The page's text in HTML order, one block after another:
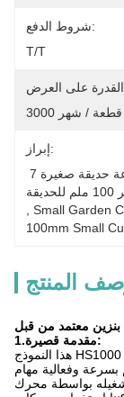
شروط الدفع:
T/T
3000 قطعة / شهر
إبراز:
Small Garden
100mm Small
المنتج
1.
مقدمة قصيرة:
هذا النموذج HS1000 هو أداة زراعية فعالة وعملية. فإنه يستخدم البنزين
وفعالية مهام
تشغيله بواسطة محرك